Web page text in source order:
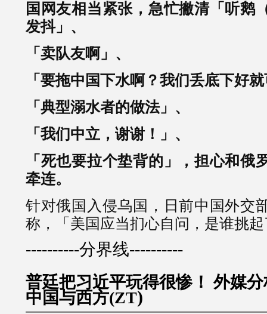
国网友相当紧张，急忙撇清「听鹅
发抖」、
「卖队友啊」、
「要拖中国下水啊？我们丢底下好
「典型溺水者的做法」、
「我们中立，谢谢！」、
「死也要拉个垫背的」，担心和俄
牵连。
针对俄国入侵乌国，日前中国外交
称，「美国应当扪心自问，是谁挑
----------分界线----------
普廷把习近平玩得很惨！ 外媒
中国与西方(ZT)